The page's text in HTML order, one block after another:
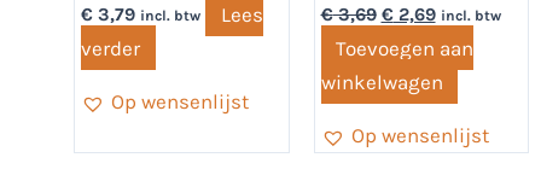
€ 3,79 incl. btw
Lees
verder
Op wensenlijst
€3,69 €2,69 incl. btw
Toevoegen aan
winkelwagen
Op wensenlijst